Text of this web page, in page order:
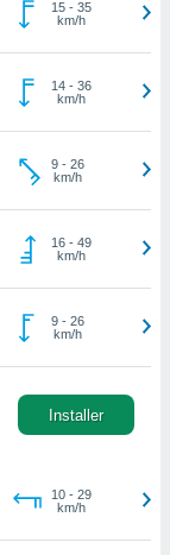
15- 35
km/h
14- 36
km/h
9- 26
km/h
16- 49
km/h
9- 26
km/h
Installer
10- 29
km/h